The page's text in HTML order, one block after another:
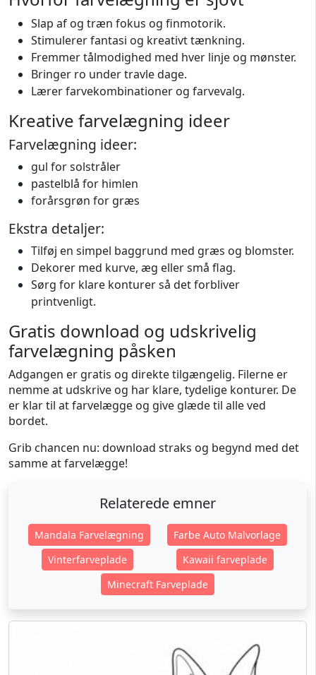
Slap af og træn fokus og finmotorik.
Stimulerer fantasi og kreativt tænkning.
Fremmer tålmodighed med hver linje og mønster.
Bringer ro under travle dage.
Lærer farvekombinationer og farvevalg.
Kreative farvelægning ideer
Farvelægning ideer:
gul for solstråler
pastelblå for himlen
forårsgrøn for græs
Ekstra detaljer:
Tilføj en simpel baggrund med græs og blomster.
Dekorer med kurve, æg eller små flag.
Sørg for klare konturer så det forbliver
printvenligt.
Gratis download og udskrivelig
farvelægning påsken
Adgangen er gratis og direkte tilgængelig. Filerne er
nemme at udskrive og har klare, tydelige konturer. De
er klar til at farvelægge og give glæde til alle ved
bordet.
Grib chancen nu: download straks og begynd med det
samme at farvelægge!
Relaterede emner
Mandala Farvelægning
Farbe Auto Malvorlage
Vinterfarveplade
Kawaii farveplade
Minecraft Farveplade